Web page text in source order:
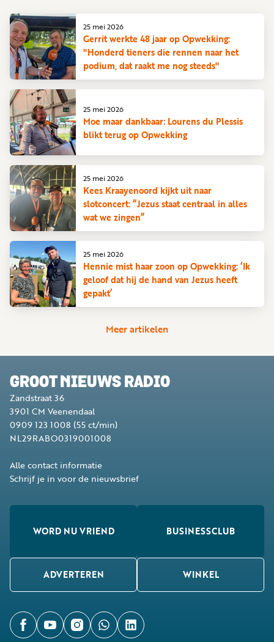
Gerrit werkte 48 jaar op Opwekking:
"Honderd tieners die rennen naar het
podium, dat raakt me nog steeds"
25 mei 2026
Moe maar dankbaar: Lourens du Plessis
blikt terug op Opwekking
25 mei 2026
Kees Kraayenoord kijkt uit naar
slotconcert: “Jezus staat centraal in alles
wat we zingen”
25 mei 2026
Hennie mist haar zoon op Opwekking: ‘Ik
geloof dat hij de hand van Jezus heeft
gepakt’
25 mei 2026
Meer artikelen
GROOT NIEUWS RADIO
Zandstraat 36
3901 CM Veenendaal
0909 123 1008 (55 ct/min)
NL29RABO0319001008
Alle contact informatie
Schrijf je in voor de nieuwsbrief
WORD NU VRIEND BUSINESSCLUB
ADVERTEREN WINKEL